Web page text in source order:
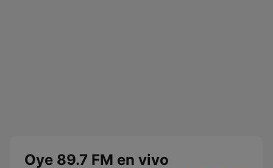
Oye 89.7 FM en vivo